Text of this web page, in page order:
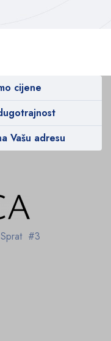
cijene
Vašu adresu
#3